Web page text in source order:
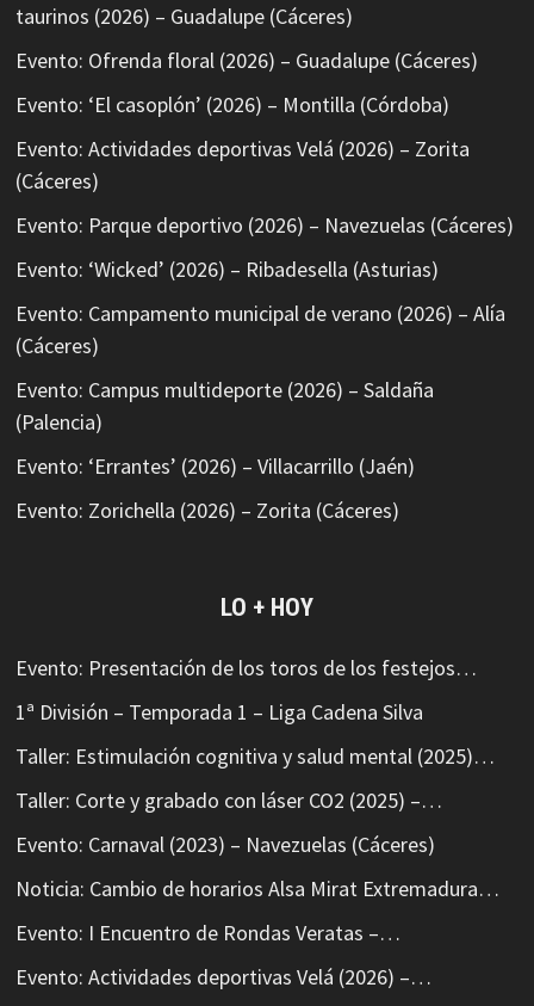
taurinos (2026) – Guadalupe (Cáceres)
Evento: Ofrenda floral (2026) – Guadalupe (Cáceres)
Evento: ‘El casoplón’ (2026) – Montilla (Córdoba)
Evento: Actividades deportivas Velá (2026) – Zorita
(Cáceres)
Evento: Parque deportivo (2026) – Navezuelas (Cáceres)
Evento: ‘Wicked’ (2026) – Ribadesella (Asturias)
Evento: Campamento municipal de verano (2026) – Alía
(Cáceres)
Evento: Campus multideporte (2026) – Saldaña
(Palencia)
Evento: ‘Errantes’ (2026) – Villacarrillo (Jaén)
Evento: Zorichella (2026) – Zorita (Cáceres)
LO + HOY
Evento: Presentación de los toros de los festejos…
1ª División – Temporada 1 – Liga Cadena Silva
Taller: Estimulación cognitiva y salud mental (2025)…
Taller: Corte y grabado con láser CO2 (2025) –…
Evento: Carnaval (2023) – Navezuelas (Cáceres)
Noticia: Cambio de horarios Alsa Mirat Extremadura…
Evento: I Encuentro de Rondas Veratas –…
Evento: Actividades deportivas Velá (2026) –…